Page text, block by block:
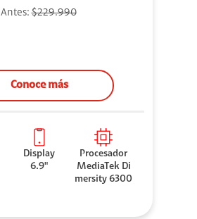
Antes:$229.990
Conoce más
Display
6.9"
Procesador
MediaTek Di
mersity 6300